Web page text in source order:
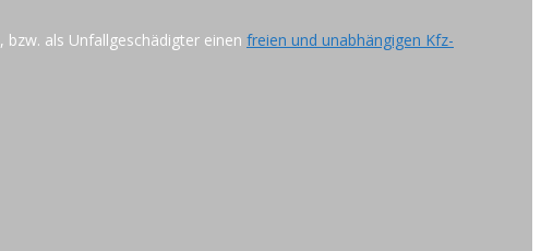
, bzw. als Unfallgeschädigter einen freien und unabhängigen Kfz-